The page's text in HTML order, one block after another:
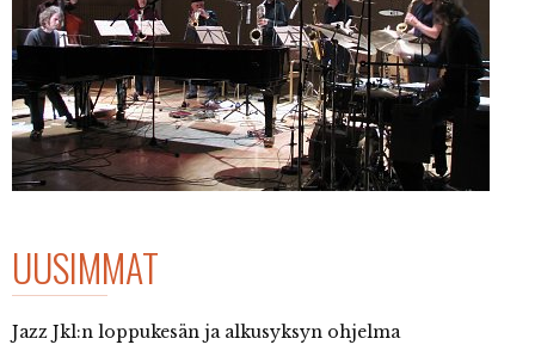
UUSIMMAT
Jazz Jkl:n loppukesän ja alkusyksyn ohjelma